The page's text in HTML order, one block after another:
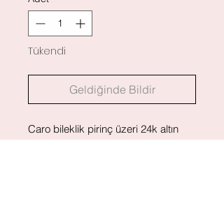
Tükendi
Geldiğinde Bildir
Caro bileklik pirinç üzeri 24k altın